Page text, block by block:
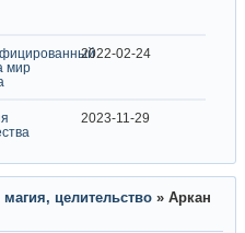
мир
2022-02-24
2023-11-29
магия, целительство » Аркан